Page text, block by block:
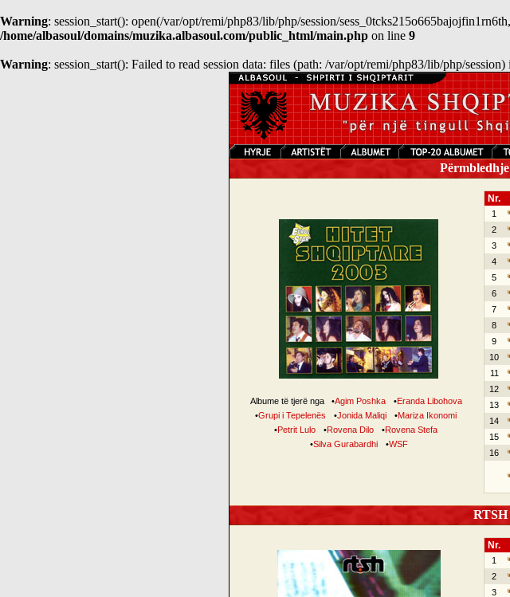
Warning: session_start(): open(/var/opt/remi/php83/lib/php/session/
/home/albasoul/domains/muzika.albasoul.com/public_html/main.php on line 9
Warning: session_start(): Failed to read session data: files (path: /var/opt/remi/php83/lib/php/session)
Albume të tjerë nga •Agim Poshka •Eranda Libohova
•Grupi i Tepelenës •Jonida Maliqi •Mariza Ikonomi
•Petrit Lulo •Rovena Dilo •Rovena Stefa
•Silva Gurabardhi •WSF
Nr.
1
2
3
4
5
6
7
8
9
10
11
12
13
14
15
16
RTSH
Nr.
1
2
3